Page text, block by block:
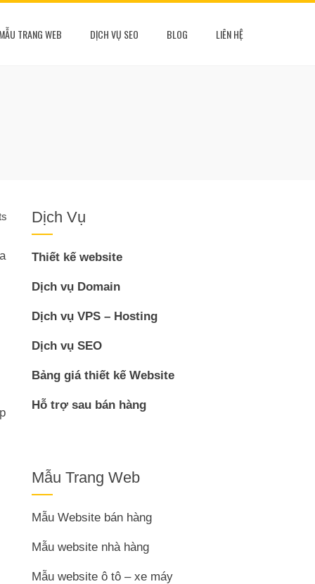
MẪU TRANG WEB DỊCH VỤ SEO BLOG LIÊN HỆ
Dịch Vụ
Thiết kế website
Dịch vụ Domain
Dịch vụ VPS – Hosting
Dịch vụ SEO
Bảng giá thiết kế Website
Hỗ trợ sau bán hàng
Mẫu Trang Web
Mẫu Website bán hàng
Mẫu website nhà hàng
Mẫu website ô tô – xe máy